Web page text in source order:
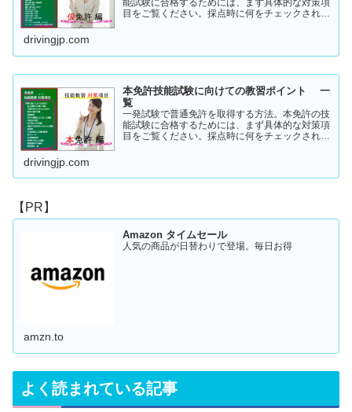
能試験に合格するためには、まず具体的な対策項
目をご覧ください。採点時に何をチェックされる
drivingjp.com
本免許技能試験に向けての教習ポイント 一
覧
一発試験で普通免許を取得する方法。本免許の技
能試験に合格するためには、まず具体的な対策項
目をご覧ください。採点時に何をチェックされる
drivingjp.com
【PR】
Amazon タイムセール
人気の商品が日替わりで登場。毎日お得
amzn.to
よく読まれている記事